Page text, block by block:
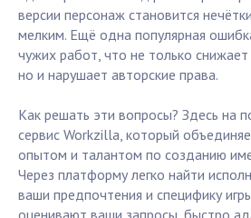
версии персонаж становится
мелким. Ещё одна популярная
чужих работ, что не только
но и нарушает авторские права.
Как решать эти вопросы? Здесь на
сервис Workzilla, который
опытом и талантом по созданию
Через платформу легко найти
ваши предпочтения и специфику